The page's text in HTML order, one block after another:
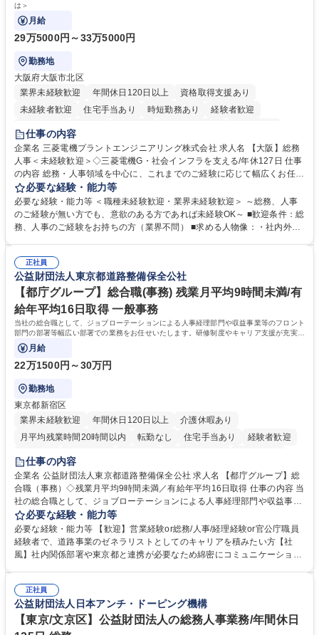
は＞
月給
29万5000円～33万5000円
勤務地
大阪府大阪市北区
業界未経験歓迎
年間休日120日以上
資格取得支援あり
未経験者歓迎
住宅手当あり 時短勤務あり
経験者歓迎
退職金あり
駅近5分以内
土日祝休み 服装自由 寮・社宅あり 食事補助あり
仕事の内容
企業名 三菱電機プラントエンジニアリング株式会社 求人名 【大阪】総務
人事＜未経験歓迎＞◇三菱電機G・社会インフラを支える/年休127日 仕事
の内容 総務・人事領域を中心に、これまでのご経験に応じて幅広くお任せ
します。 ＜具体的には＞ ・総務/人事労務（給与・社保・勤怠管理など）
・採用・教育研修 ・福利厚生運用 など ※基本的には事務所勤務ですが、
採用や教育等の業務内容により、関西圏以外への日帰り・宿泊を伴う国内
出張もございます。 ※担当業務を持ちつつ、お互いに助け合いながら、総
必要な経験・能力等
必要な経験・能力等 ＜職種未経験歓迎・業界未経験歓迎＞ ～総務、人事
のご経験が無い方でも、意欲のある方であれば未経験OK～ ■歓迎条件：総
務、人事のご経験をお持ちの方（業界不問） ■求める人物像：・社内外の
正社員
公益財団法人東京都道路整備保全公社
【都庁グループ】総合職(事務) 残業月平均9時間未満/有
給年平均16日取得 一般事務
当社の総合職として、ジョブローテーションによる人事経理部門や収益事業等のフロント
部門の部署等幅広い部署での業務をお任せいたします。研修制度やキャリア支援が充実し
ております！ ※下記業務詳細
月給
22万1500円～30万円
勤務地
東京都新宿区
業界未経験歓迎
年間休日120日以上
介護休暇あり
月平均残業時間20時間以内
転勤なし 住宅手当あり
経験者歓迎
研修あり
退職金あり
駅近5分以内
資格取得手当あり 食事補助あり
仕事の内容
企業名 公益財団法人東京都道路整備保全公社 求人名 【都庁グループ】総
合職（事務）◇残業月平均9時間未満／有給年平均16日取得 仕事の内容 当
社の総合職として、ジョブローテーションによる人事経理部門や収益事業
等のフロント部門の部署等幅広い部署での業務をお任せいたします。研修
制度やキャリア支援が充実しております！ ※下記業務詳細 【業務詳細】■
管理部門：広報、人事、経理など当公社の運営に係る管理業務 ■収益部
門：駐車場の新規開拓、管理運営、新宿駅西口広場の「イベントコーナ
道路施設や道路工事現場の見学ツアー事業 ※入社後は上記いずれかの部門
へ配属。※業務内容変更の範囲：会社の定める業務 募集職種 【都庁グル
ープ】総合職（事務）◇残業月平均9時間未満／有給年平均16日取得
必要な経験・能力等
必要な経験・能力等 【歓迎】営業経験or総務/人事/経理経験or官公庁職員
経験者で、道路事業のゼネラリストとしてのキャリアを積みたい方【社
風】社内関係部署や東京都と連携が必要なため綿密にコミュニケーション
部門など多岐に渡る業務を経験できます。 ■様々なプロジェクト：駐車場
事業の他、新宿駅西口広場内に設置された照明を兼ねた広告「ブライトサ
イン」の管理運営を行うなど、事業収益を生み出す活動を積極的に行って
います。 学歴・資格 学歴：大学院 大学 高専 短大 専修学校 高校 語学力：
正社員
公益財団法人日本アンチ・ドーピング機構
【東京/文京区】公益財団法人の総務人事業務/年間休日